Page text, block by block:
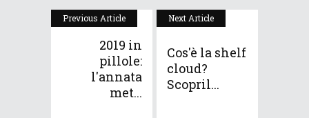
Previous Article
2019 in
pillole:
l'annata
met...
Next Article
Cos'è la shelf
cloud?
Scopril...